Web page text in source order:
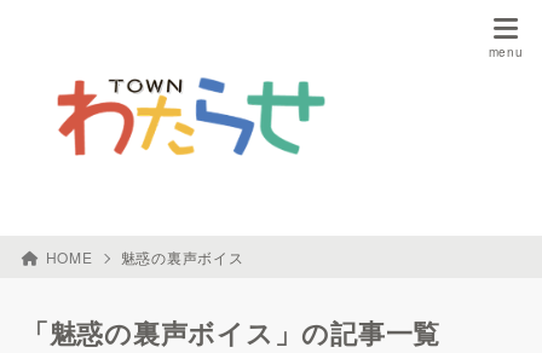
HOME 魅惑の裏声ボイス
「魅惑の裏声ボイス」の記事一覧